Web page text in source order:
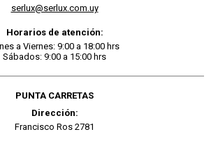
serlux@serlux.com.uy
Horarios de atención:
a Viernes: 9:00 a 18:00 hrs
Sábados: 9:00 a 15:00 hrs
PUNTA CARRETAS
Dirección:
Francisco Ros 2781